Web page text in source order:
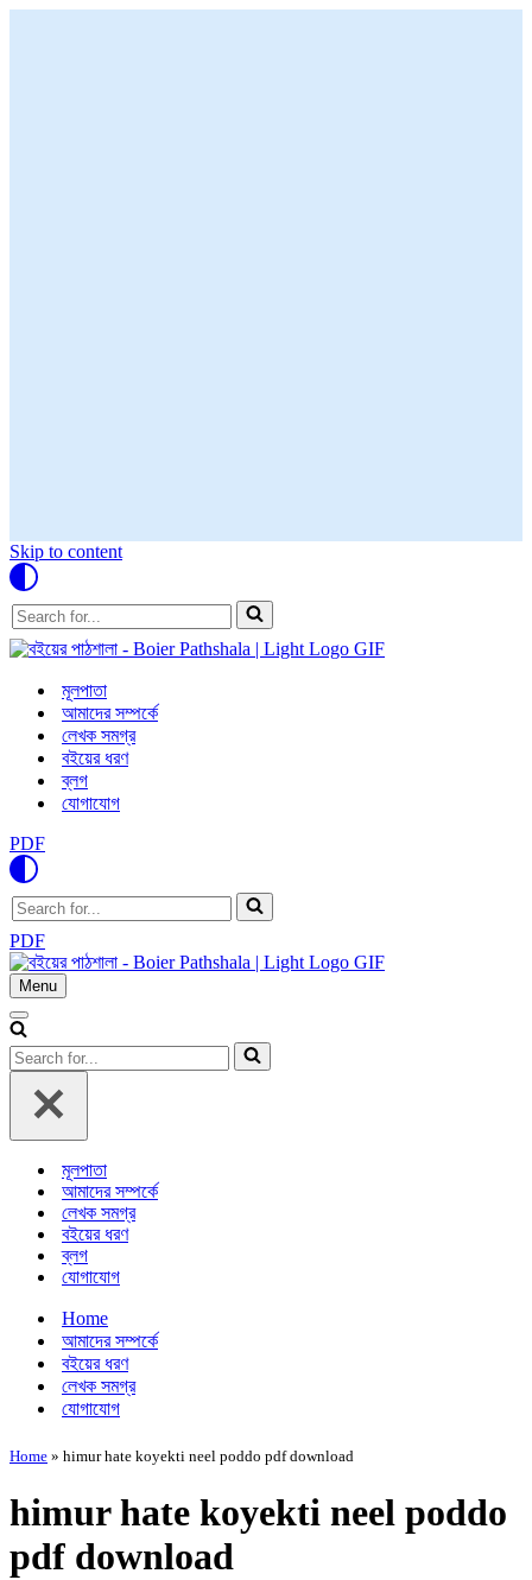
Skip to content
Search
for...
মূলপাতা
আমাদের সম্পর্কে
লেখক সমগ্র
বইয়ের ধরণ
ব্লগ
যোগাযোগ
PDF
Search
for...
PDF
Menu
Navigation
Navigation
Menu
Search
for...
মূলপাতা
আমাদের সম্পর্কে
লেখক সমগ্র
বইয়ের ধরণ
ব্লগ
যোগাযোগ
Home
আমাদের সম্পর্কে
বইয়ের ধরণ
লেখক সমগ্র
যোগাযোগ
Home » himur hate koyekti neel poddo pdf download
himur hate koyekti neel poddo
pdf download